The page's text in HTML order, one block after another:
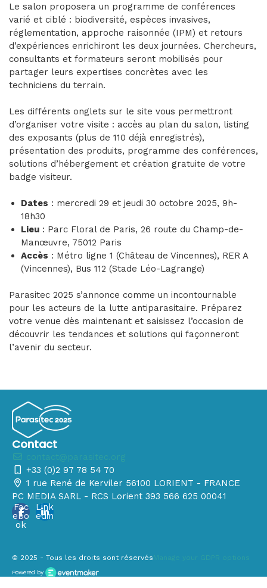
Le salon proposera un programme de conférences
varié et ciblé : biodiversité, espèces invasives,
réglementation, approche raisonnée (IPM) et retours
d’expériences enrichiront les deux journées. Chercheurs,
consultants et formateurs seront mobilisés pour
partager leurs expertises concrètes avec les
techniciens du terrain.
Les différents onglets sur le site vous permettront
d’organiser votre visite : accès au plan du salon, listing
des exposants (plus de 110 déjà enregistrés),
présentation des produits, programme des conférences,
solutions d’hébergement et création gratuite de votre
badge visiteur.
Dates : mercredi 29 et jeudi 30 octobre 2025, 9h-
18h30
Lieu : Parc Floral de Paris, 26 route du Champ-de-
Manœuvre, 75012 Paris
Accès : Métro ligne 1 (Château de Vincennes), RER A
(Vincennes), Bus 112 (Stade Léo-Lagrange)
Parasitec 2025 s’annonce comme un incontournable
pour les acteurs de la lutte antiparasitaire. Préparez
votre venue dès maintenant et saisissez l’occasion de
découvrir les tendances et solutions qui façonneront
l’avenir du secteur.
Contact
+33 (0)2 97 78 54 70
1 rue René de Kerviler 56100 LORIENT - FRANCE
PC MEDIA SARL - RCS Lorient 393 566 625 00041
Fac
ebo
ok
Link
edin
© 2025 - Tous les droits sont réservés
Powered by